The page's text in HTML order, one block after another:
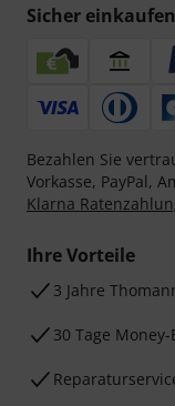
Sicher
Bezahlen Sie
Vorkasse, PayPal,
Klarna
Ihre Vorteile
3 Jahre
30 Tage